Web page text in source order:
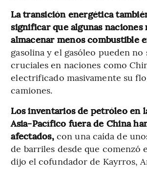
La transición energética
significar que algunas naciones
almacenar menos combustible
gasolina y el gasóleo pueden no
cruciales en naciones como
electrificado masivamente su
camiones.
Los inventarios de petróleo en
Asia-Pacífico fuera de China
afectados,con una caída de
de barriles desde que comenzó
dijo el cofundador de Kayrros,